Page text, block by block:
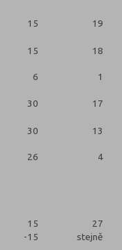
15 19
15 18
6 1
30 17
30 13
26 4
15
-15
27
stejně